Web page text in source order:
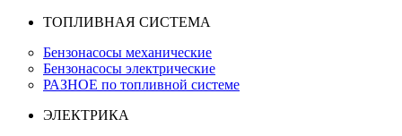
ТОПЛИВНАЯ СИСТЕМА
Бензонасосы механические
Бензонасосы электрические
РАЗНОЕ по топливной системе
ЭЛЕКТРИКА